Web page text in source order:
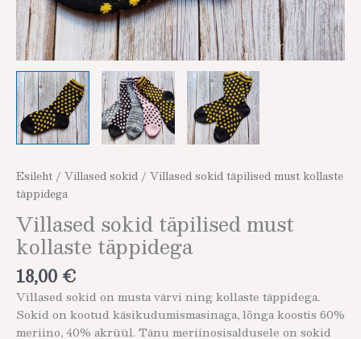
Esileht / Villased sokid / Villased sokid täpilised must kollaste
täppidega
Villased sokid täpilised must
kollaste täppidega
18,00 €
Villased sokid on musta värvi ning kollaste täppidega.
Sokid on kootud käsikudumismasinaga, lõnga koostis 60%
meriino, 40% akrüül. Tänu meriinosisaldusele on sokid